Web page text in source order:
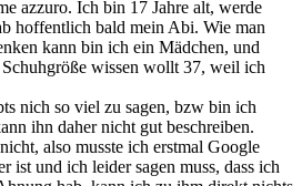
azzuro. Ich bin 17 Jahre alt, werde
hoffentlich bald mein Abi. Wie man
kann bin ich ein Mädchen, und
wissen wollt 37, weil ich
nich so viel zu sagen, bzw bin ich
ihn daher nicht gut beschreiben.
also musste ich erstmal Google
ist und ich leider sagen muss, dass ich